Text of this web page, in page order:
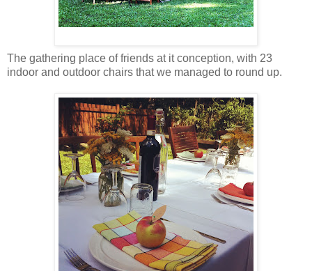
The gathering place of friends at it conception, with 23
indoor and outdoor chairs that we managed to round up.